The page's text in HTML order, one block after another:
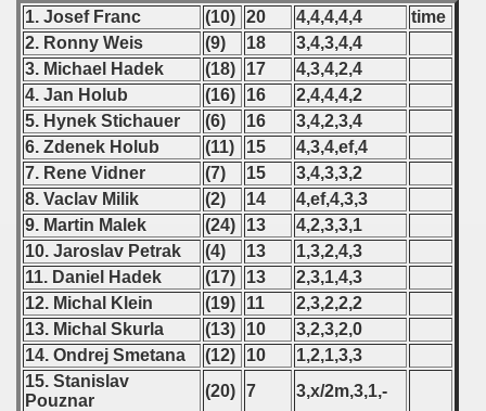
1. Josef Franc (10) 20 4,4,4,4,4
time
2. Ronny Weis
(9) 18
3,4,3,4,4
3. Michael Hadek
(18) 17
4,3,4,2,4
4. Jan Holub
(16) 16
2,4,4,4,2
5. Hynek Stichauer
(6) 16
3,4,2,3,4
6. Zdenek Holub
(11) 15
4,3,4,ef,4
7. Rene Vidner
(7) 15
3,4,3,3,2
8. Vaclav Milik
(2) 14
4,ef,4,3,3
9. Martin Malek
(24) 13
4,2,3,3,1
10. Jaroslav Petrak
(4) 13
1,3,2,4,3
11. Daniel Hadek
(17) 13
2,3,1,4,3
12. Michal Klein
(19) 11
2,3,2,2,2
13. Michal Skurla
(13) 10
3,2,3,2,0
14. Ondrej Smetana
(12) 10
1,2,1,3,3
15. Stanislav
Pouznar
(20) 7
3,x/2m,3,1,-
- 2005
- 2006
- 2007
- 2008
- 2009
- 2010
- 2011
- 2012
- 2013